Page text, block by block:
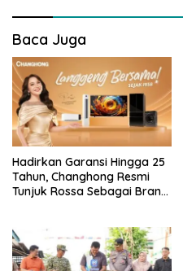
a
s
i
p
o
s
Baca Juga
Hadirkan Garansi Hingga 25
Tahun, Changhong Resmi
Tunjuk Rossa Sebagai Brand